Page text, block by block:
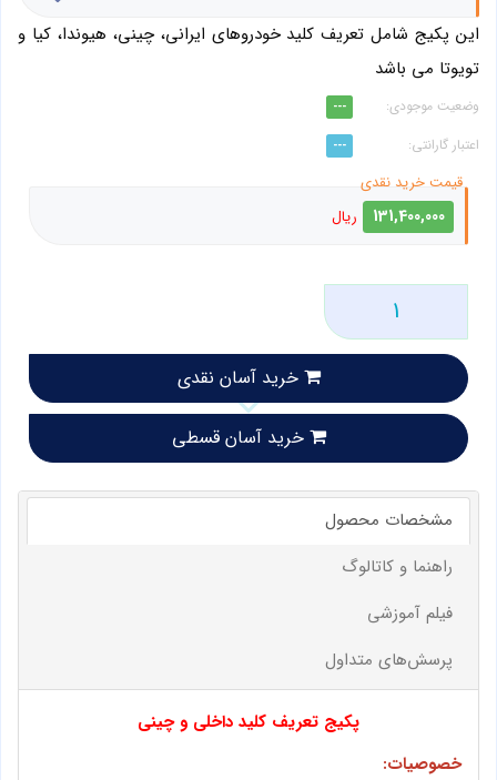
این پکیج شامل تعریف کلید خودروهای ایرانی، چینی، هیوندا، کیا و
تویوتا می باشد
---
---
131,400,000
خرید آسان نقدی
خرید آسان قسطی
مشخصات محصول
راهنما و کاتالوگ
فیلم آموزشی
پرسش‌های متداول
پکیج تعریف کلید داخلی و چینی
خصوصیات: